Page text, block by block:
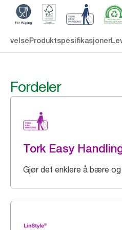
Produktspesifikasjoner
Fordeler
Tork Easy
Gjør det enklere å bære